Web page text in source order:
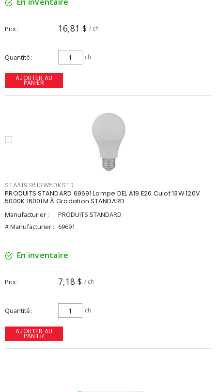
Prix 16,81 $ / ch
Quantité ch
AJOUTER AU
PANIER
STAA19S613W50KSTD
PRODUITS STANDARD 69691 Lampe DEL A19 E26 Culot 13W 120V
5000K 1600LM À Gradation STANDARD
Manufacturier :
PRODUITS STANDARD
# Manufacturier : 69691
En inventaire
Prix 7,18 $ / ch
Quantité ch
AJOUTER AU
PANIER